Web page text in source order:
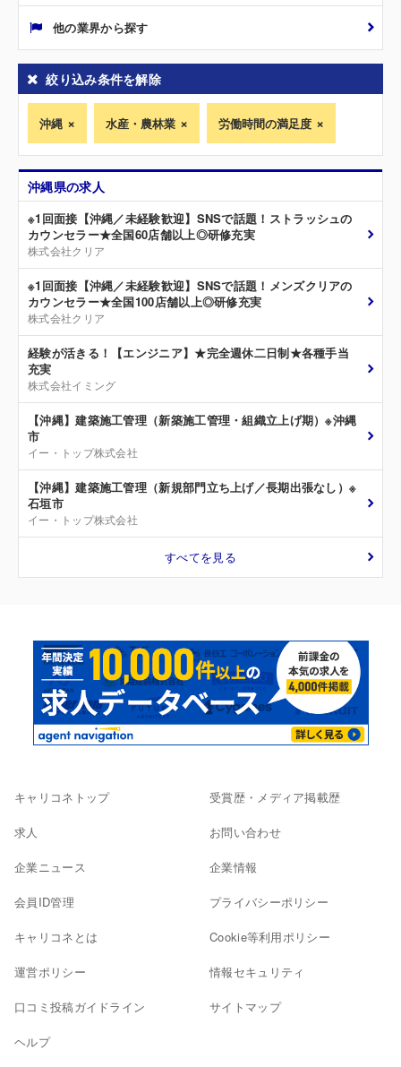
他の業界から探す
絞り込み条件を解除
沖縄 水産・農林業 労働時間の満足度
沖縄県の求人
※1回面接【沖縄／未経験歓迎】SNSで話題！ストラッシュの
カウンセラー★全国60店舗以上◎研修充実
株式会社クリア
※1回面接【沖縄／未経験歓迎】SNSで話題！メンズクリアの
カウンセラー★全国100店舗以上◎研修充実
株式会社クリア
経験が活きる！【エンジニア】★完全週休二日制★各種手当
充実
株式会社イミング
【沖縄】建築施工管理（新築施工管理・組織立上げ期）※沖縄
市
イー・トップ株式会社
【沖縄】建築施工管理（新規部門立ち上げ／長期出張なし）※
石垣市
イー・トップ株式会社
すべてを見る
キャリコネトップ
求人
企業ニュース
会員ID管理
キャリコネとは
運営ポリシー
口コミ投稿ガイドライン
ヘルプ
受賞歴・メディア掲載歴
お問い合わせ
企業情報
プライバシーポリシー
Cookie等利用ポリシー
情報セキュリティ
サイトマップ